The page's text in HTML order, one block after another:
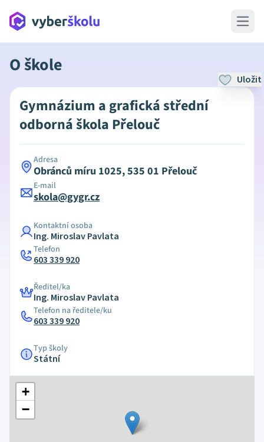
Open
O škole
Uložit
Gymnázium a grafická střední
odborná škola Přelouč
Adresa
Obránců míru 1025, 535 01 Přelouč
E-mail
skola@gygr.cz
Kontaktní osoba
Ing. Miroslav Pavlata
Telefon
603 339 920
Ředitel/ka
Ing. Miroslav Pavlata
Telefon na ředitele/ku
603 339 920
Typ školy
Státní
+
−